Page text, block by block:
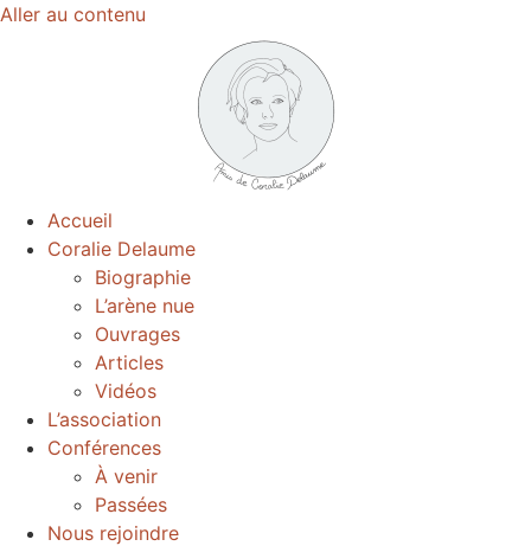
Aller au contenu
Accueil
Coralie Delaume
Biographie
L’arène nue
Ouvrages
Articles
Vidéos
L’association
Conférences
À venir
Passées
Nous rejoindre